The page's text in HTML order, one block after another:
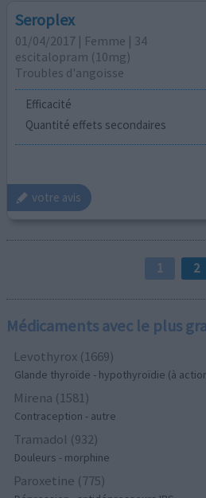
Seroplex
01/04/2017 | Femme | 34
escitalopram (10mg)
Troubles d'angoisse
Efficacité
Quantité effets secondaires
votre avis
1 2
Médicaments avec le plus
Levothyrox (1669)
Glande thyroïde - hypothyroïdie (à
Mirena (1581)
Contraception - autre
Tramadol (932)
Douleurs - morphine
Paroxetine (775)